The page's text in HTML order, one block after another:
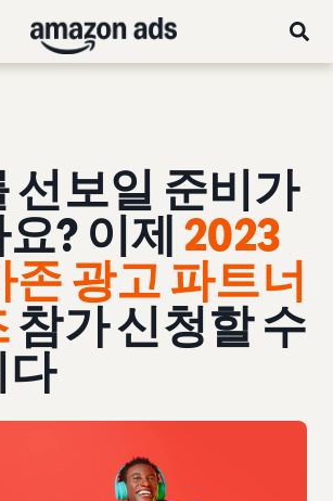
선보일 준비가
? 이제 2023
존 광고 파트너
참가 신청할 수
다